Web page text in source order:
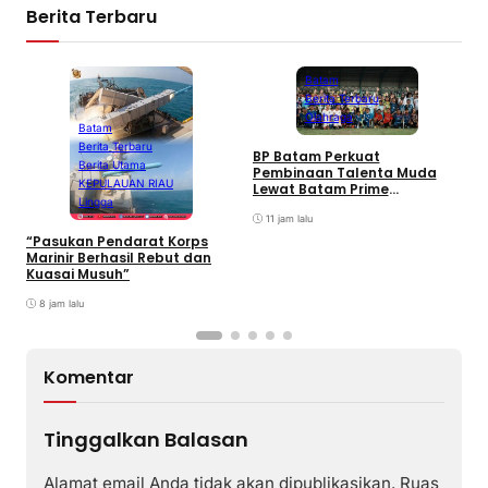
Berita Terbaru
Batam
Berita Terbaru
Berita Utama
KEPULAUAN RIAU
Lingga
“Pasukan Pendarat Korps
Marinir Berhasil Rebut dan
Kuasai Musuh”
8 jam lalu
Batam
Berita Terbaru
Olahraga
BP Batam Perkuat
Pembinaan Talenta Muda
Lewat Batam Prime
Football sebagai Festival
11 jam lalu
Komentar
Tinggalkan Balasan
Alamat email Anda tidak akan dipublikasikan. Ruas